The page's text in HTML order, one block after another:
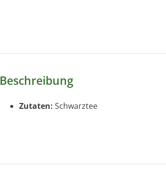
Beschreibung
Zutaten: Schwarztee